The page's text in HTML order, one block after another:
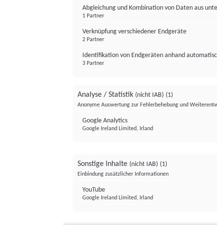
Abgleichung und Kombination von Daten aus
1 Partner
Verknüpfung verschiedener Endgeräte
2 Partner
Identifikation von Endgeräten anhand
3 Partner
Analyse / Statistik (nicht IAB) (1)
Anonyme Auswertung zur Fehlerbehebung und
Google Analytics
Google Ireland Limited, Irland
Sonstige Inhalte (nicht IAB) (1)
Einbindung zusätzlicher Informationen
YouTube
Google Ireland Limited, Irland